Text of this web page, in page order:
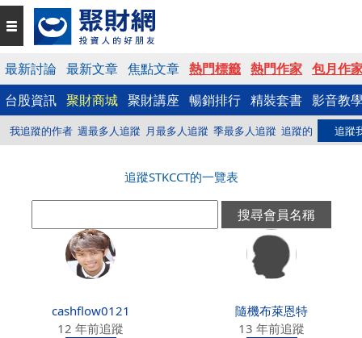
最新討論 最新文章 焦點文章 熱門標籤 熱門作家 包月作
台股資訊 聚財商城 聚財講座 暢銷排行 精裝套書 影音教
我追蹤的作者 週最多人追蹤 月最多人追蹤 季最多人追蹤 追蹤的 追蹤
追蹤STKCCT的一覽表
cashflow0121
12 年前追蹤
隨機布萊恩特
13 年前追蹤